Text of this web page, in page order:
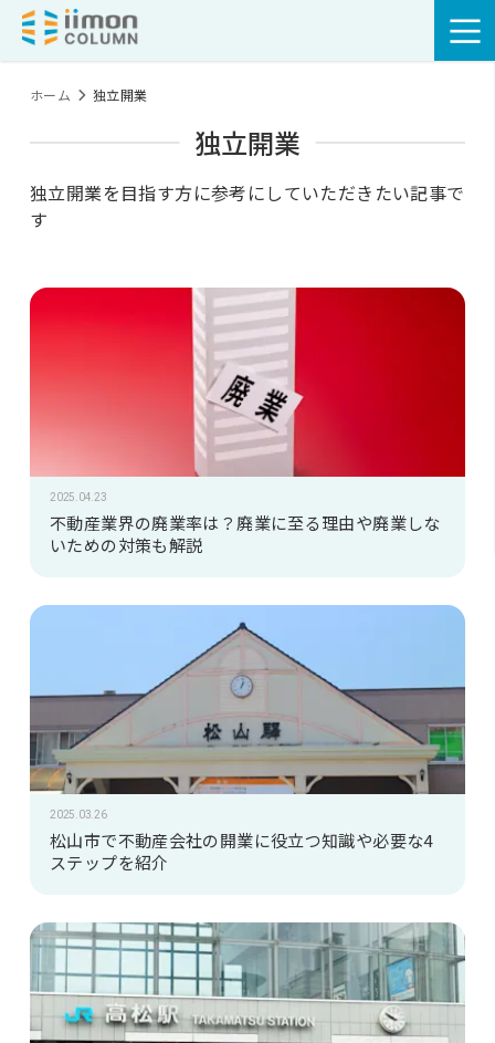
ホーム 独立開業
独立開業
独立開業を目指す方に参考にしていただきたい記事で
す
2025.04.23
不動産業界の廃業率は？廃業に至る理由や廃業しな
いための対策も解説
2025.03.26
松山市で不動産会社の開業に役立つ知識や必要な4
ステップを紹介